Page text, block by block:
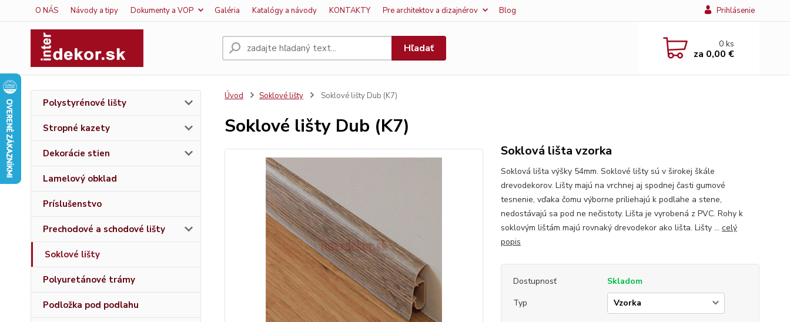
O NÁS Návody a tipy Dokumenty a VOP Galéria Katalógy a návody KONTAKTY Pre architektov a dizajnérov Blog Prihlásenie
Hľadať 0ks
za 0,00 €
Polystyrénové lišty
Stropné kazety
Dekorácie stien
Lamelový obklad
Príslušenstvo
Prechodové a schodové lišty
Soklové lišty
Polyuretánové trámy
Podložka pod podlahu
Úvod Soklové lišty Soklové lišty Dub (K7)
Soklové lišty Dub (K7)
Soklová lišta vzorka
Soklová lišta výšky 54mm. Soklové lišty sú v širokej škále
drevodekorov. Lišty majú na vrchnej aj spodnej časti gumové
tesnenie, vďaka čomu výborne priliehajú k podlahe a stene,
nedostávajú sa pod ne nečistoty. Lišta je vyrobená z PVC. Rohy k
soklovým lištám majú rovnaký drevodekor ako lišta. Lišty ... celý
popis
Dostupnosť
Skladom
Typ